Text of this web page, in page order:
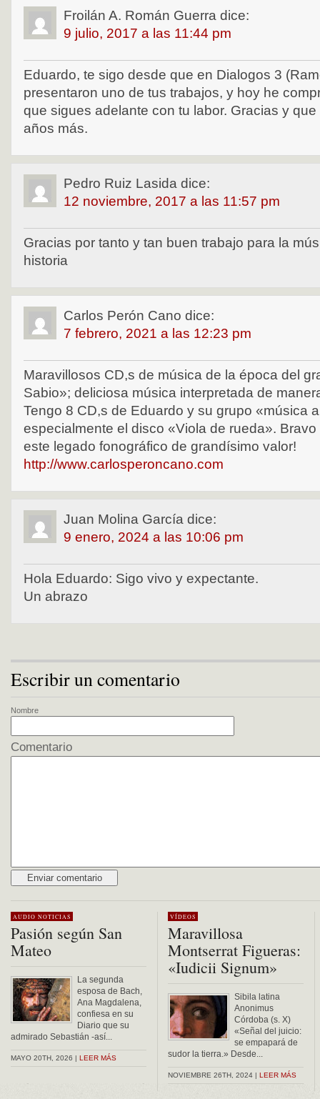
Froilán A. Román Guerra dice:
9 julio, 2017 a las 11:44 pm
Eduardo, te sigo desde que en Dialogos 3
presentaron uno de tus trabajos, y hoy he
que sigues adelante con tu labor. Gracias y
años más.
Pedro Ruiz Lasida dice:
12 noviembre, 2017 a las 11:57 pm
Gracias por tanto y tan buen trabajo para la
historia
Carlos Perón Cano dice:
7 febrero, 2021 a las 12:23 pm
Maravillosos CD,s de música de la época del
Sabio»; deliciosa música interpretada de
Tengo 8 CD,s de Eduardo y su grupo «música
especialmente el disco «Viola de rueda».
este legado fonográfico de grandísimo valor!
http://www.carlosperoncano.com
Juan Molina García dice:
9 enero, 2024 a las 10:06 pm
Hola Eduardo: Sigo vivo y expectante.
Un abrazo
Escribir un comentario
Nombre
Comentario
AUDIO NOTICIAS
Pasión según San
Mateo
La segunda
esposa de Bach,
Ana Magdalena,
confiesa en su
Diario que su
admirado Sebastián -así...
MAYO 20TH, 2026 | LEER MÁS
VÍDEOS
Maravillosa
Montserrat Figueras:
«Iudicii Signum»
Sibila latina
Anonimus
Córdoba (s. X)
«Señal del juicio:
se empapará de
sudor la tierra.» Desde...
NOVIEMBRE 26TH, 2024 | LEER MÁS